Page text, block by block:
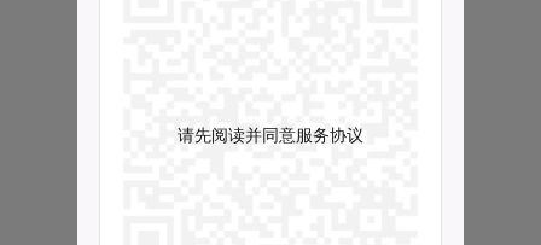
请先阅读并同意服务协议